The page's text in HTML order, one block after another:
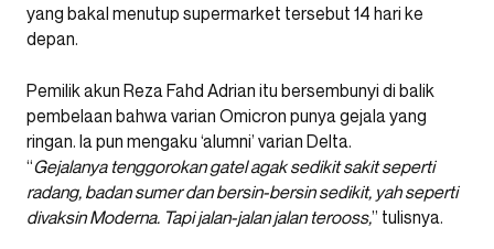
yang bakal menutup supermarket tersebut 14 hari ke
depan.
Pemilik akun Reza Fahd Adrian itu bersembunyi di balik
pembelaan bahwa varian Omicron punya gejala yang
ringan. Ia pun mengaku ‘alumni’ varian Delta.
“Gejalanya tenggorokan gatel agak sedikit sakit seperti
radang, badan sumer dan bersin-bersin sedikit, yah seperti
divaksin Moderna. Tapi jalan-jalan jalan terooss,” tulisnya.